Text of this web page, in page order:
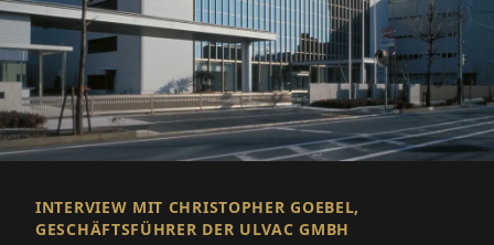
INTERVIEW MIT CHRISTOPHER GOEBEL,
GESCHÄFTSFÜHRER DER ULVAC GMBH